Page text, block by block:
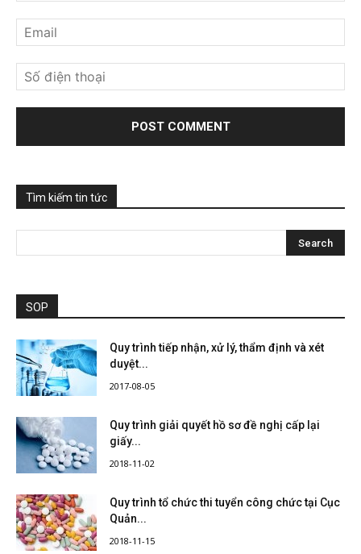
Tìm kiếm tin tức
SOP
Quy trình tiếp nhận, xử lý, thẩm định và xét
duyệt...
2017-08-05
Quy trình giải quyết hồ sơ đề nghị cấp lại
giấy...
2018-11-02
Quy trình tổ chức thi tuyển công chức tại Cục
Quản...
2018-11-15